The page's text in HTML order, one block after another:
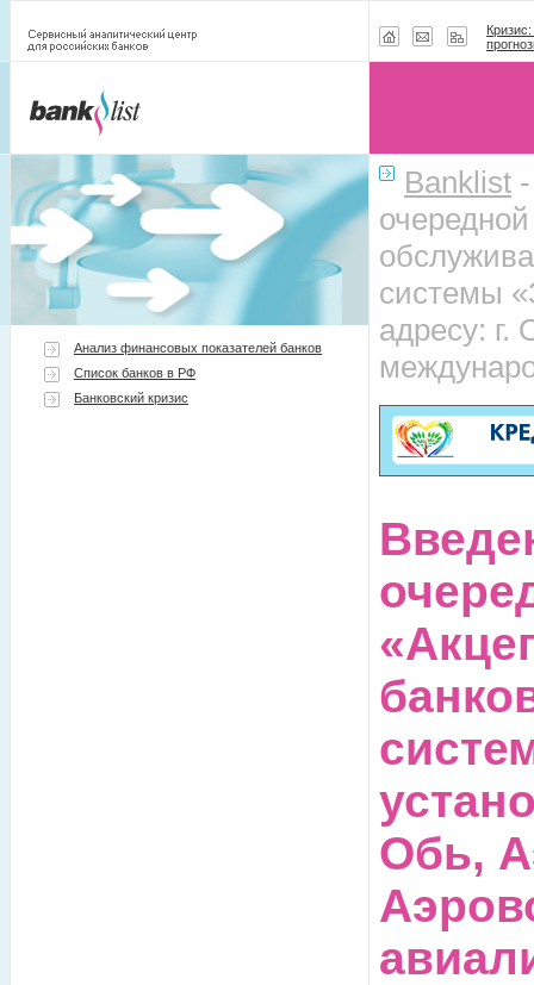
Анализ финансовых показателей банков
Список банков в РФ
Банковский кризис
Banklist
системы
адресу: г.
Обь,